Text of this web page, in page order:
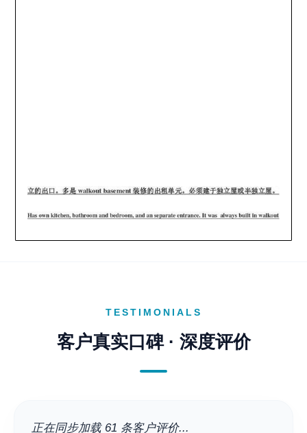
TESTIMONIALS
客户真实口碑 · 深度评价
正在同步加载 61 条客户评价...